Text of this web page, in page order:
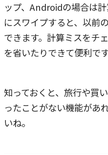
ップ、Androidの場合は
にスワイプすると、以前
できます。計算ミスをチ
を省いたりできて便利です
知っておくと、旅行や買
ったことがない機能があ
いね。